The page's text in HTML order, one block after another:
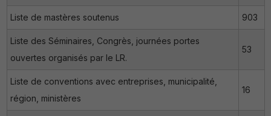
Liste de mastères soutenus 903
Liste des Séminaires, Congrès, journées portes
ouvertes organisés par le LR.
53
Liste de conventions avec entreprises, municipalité,
région, ministères
16